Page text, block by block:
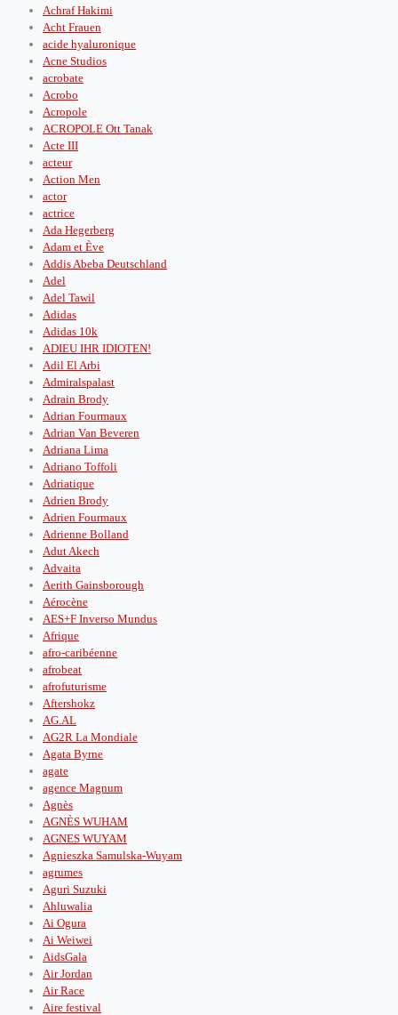
Achraf Hakimi
Acht Frauen
acide hyaluronique
Acne Studios
acrobate
Acrobo
Acropole
ACROPOLE Ott Tanak
Acte III
acteur
Action Men
actor
actrice
Ada Hegerberg
Adam et Ève
Addis Abeba Deutschland
Adel
Adel Tawil
Adidas
Adidas 10k
ADIEU IHR IDIOTEN!
Adil El Arbi
Admiralspalast
Adrain Brody
Adrian Fourmaux
Adrian Van Beveren
Adriana Lima
Adriano Toffoli
Adriatique
Adrien Brody
Adrien Fourmaux
Adrienne Bolland
Adut Akech
Advaita
Aerith Gainsborough
Aérocène
AES+F Inverso Mundus
Afrique
afro-caribéenne
afrobeat
afrofuturisme
Aftershokz
AG.AL
AG2R La Mondiale
Agata Byrne
agate
agence Magnum
Agnès
AGNÈS WUHAM
AGNES WUYAM
Agnieszka Samulska-Wuyam
agrumes
Aguri Suzuki
Ahluwalia
Ai Ogura
Ai Weiwei
AidsGala
Air Jordan
Air Race
Aire festival